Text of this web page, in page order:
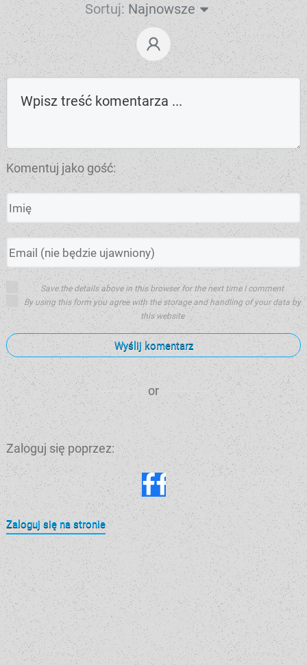
Sortuj: Najnowsze
Komentuj jako gość:
Save the details above in this browser for the next time I comment
By using this form you agree with the storage and handling of your data by
this website
Wyślij komentarz
or
Zaloguj się poprzez:
Zaloguj się na stronie